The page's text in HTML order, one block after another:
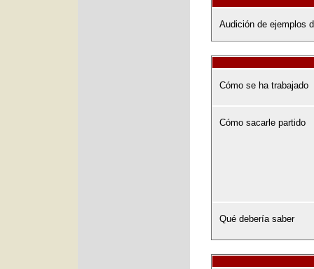
Audición de ejemplos
Cómo se ha trabajado
Cómo sacarle partido
Qué debería saber